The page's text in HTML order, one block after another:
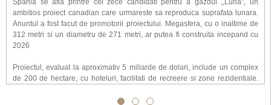
Spania se afla printre cei zece candidati pentru a gazdui ,,Luna'', un
ambitios proiect canadian care urmareste sa reproduca suprafata lunara.
Anuntul a fost facut de promotorii proiectului. Megasfera, cu o inaltime de
312 metri si un diametru de 271 metri, ar putea fi construita incepand cu
2026
Proiectul, evaluat la aproximativ 5 miliarde de dolari, include un complex
de 200 de hectare, cu hoteluri, facilitati de recreere si zone rezidentiale.
atragerea a pana la 10 milioane de turisti anual. �Luna� ar putea deveni